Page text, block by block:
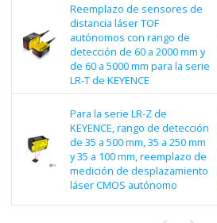
Reemplazo de sensores de
distancia láser TOF
autónomos con rango de
detección de 60 a 2000 mm y
de 60 a 5000 mm para la serie
LR-T de KEYENCE
Para la serie LR-Z de
KEYENCE, rango de detección
de 35 a 500 mm, 35 a 250 mm
y 35 a 100 mm, reemplazo de
medición de desplazamiento
láser CMOS autónomo